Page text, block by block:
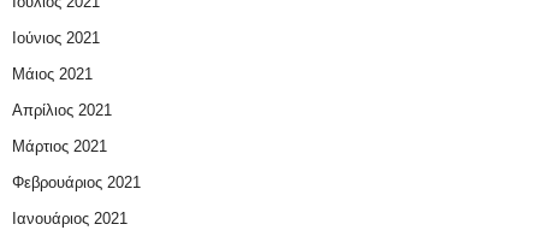
Ιούνιος 2021
Μάιος 2021
Απρίλιος 2021
Μάρτιος 2021
Φεβρουάριος 2021
Ιανουάριος 2021